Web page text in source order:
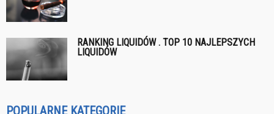
RANKING LIQUIDÓW . TOP 10 NAJLEPSZYCH
LIQUIDÓW
POPULARNE KATEGORIE